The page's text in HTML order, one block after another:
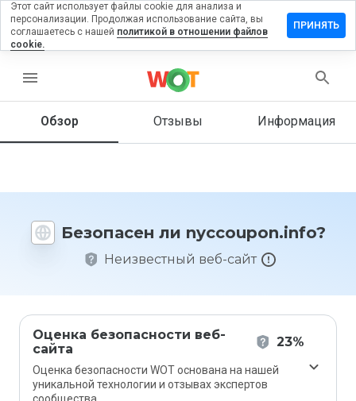
menu
Обзор Отзывы Информация
Безопасен ли nyccoupon.info?
Неизвестный веб-сайт
Оценка безопасности веб-
сайта
23%
Оценка безопасности WOT основана на нашей
уникальной технологии и отзывах экспертов
на
Как бы
этот
1 до 5?
Этот сайт использует файлы cookie для анализа и
персонализации. Продолжая использование сайта, вы
соглашаетесь с нашей политикой в отношении файлов
cookie.
ПРИНЯТЬ